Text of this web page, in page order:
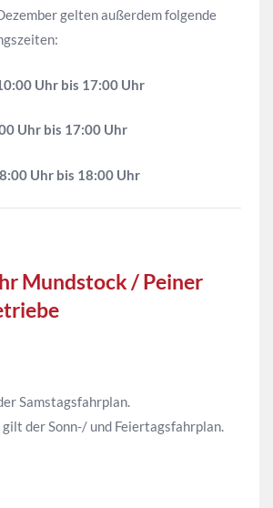
gelten außerdem folgende
Uhr bis 17:00 Uhr
Uhr bis 17:00 Uhr
Uhr bis 18:00 Uhr
Mundstock / Peiner
Samstagsfahrplan.
der Sonn-/ und Feiertagsfahrplan.